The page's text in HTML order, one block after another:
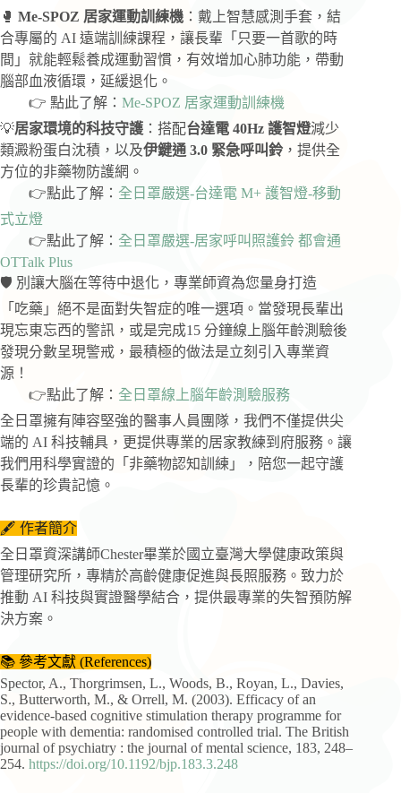
🥊 Me-SPOZ 居家運動訓練機 ：戴上智慧感測手套，結
合專屬的 AI 遠端訓練課程，讓長輩「只要一首歌的時
間」就能輕鬆養成運動習慣，有效增加心肺功能，帶動
腦部血液循環，延緩退化。
👉 點此了解： Me-SPOZ 居家運動訓練機
💡居家環境的科技守護 ：搭配台達電 40Hz 護智燈減少
類澱粉蛋白沈積，以及伊鍵通 3.0 緊急呼叫鈴 ，提供全
方位的非藥物防護網。
👉點此了解： 全日罩嚴選-台達電 M+ 護智燈-移動
式立燈
👉點此了解： 全日罩嚴選-居家呼叫照護鈴 都會通
OTTalk Plus
🛡️ 別讓大腦在等待中退化，專業師資為您量身打造
「吃藥」絕不是面對失智症的唯一選項。當發現長輩出
現忘東忘西的警訊，或是完成15 分鐘線上腦年齡測驗後
發現分數呈現警戒，最積極的做法是立刻引入專業資
源！
👉點此了解： 全日罩線上腦年齡測驗服務
全日罩擁有陣容堅強的醫事人員團隊，我們不僅提供尖
端的 AI 科技輔具，更提供專業的居家教練到府服務。讓
我們用科學實證的「非藥物認知訓練」，陪您一起守護
長輩的珍貴記憶。
🖋️ 作者簡介
全日罩資深講師Chester畢業於國立臺灣大學健康政策與
管理研究所，專精於高齡健康促進與長照服務。致力於
推動 AI 科技與實證醫學結合，提供最專業的失智預防解
決方案。
📚 參考文獻 (References)
Spector, A., Thorgrimsen, L., Woods, B., Royan, L., Davies,
S., Butterworth, M., & Orrell, M. (2003). Efficacy of an
evidence-based cognitive stimulation therapy programme for
people with dementia: randomised controlled trial. The British
journal of psychiatry : the journal of mental science, 183, 248–
254. https://doi.org/10.1192/bjp.183.3.248